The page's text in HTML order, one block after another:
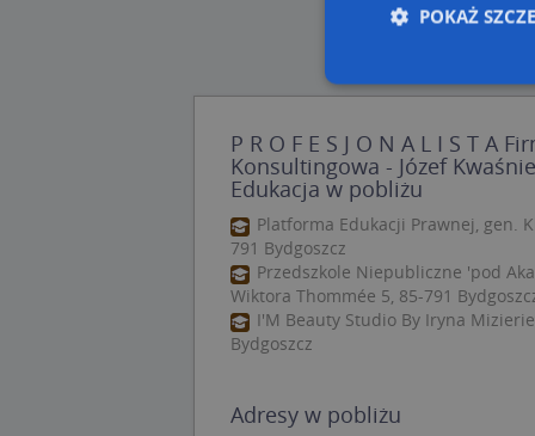
P R O F E S J O N A L I S T A
Konsultingowa - Józef
Edukacja w pobliżu
Platforma Edukacji Prawnej, gen.
791 Bydgoszcz
Przedszkole Niepubliczne 'pod
Wiktora Thommée 5, 85-791
I'M Beauty Studio By Iryna
Bydgoszcz
Adresy w pobliżu
POKAŻ
Niezbędne pliki
zarządzanie kontem.
APPSESSID